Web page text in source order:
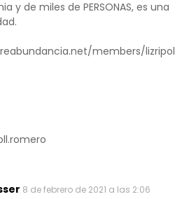
y de miles de PERSONAS, es una
members/lizripol
8 de febrero de 2021 a las 2:06